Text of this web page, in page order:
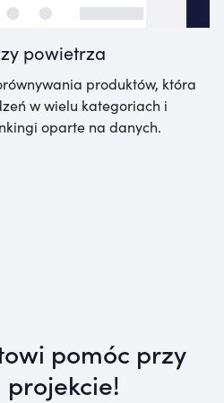
powietrza
produktów, która
w wielu kategoriach i
oparte na danych.
pomóc przy
projekcie!